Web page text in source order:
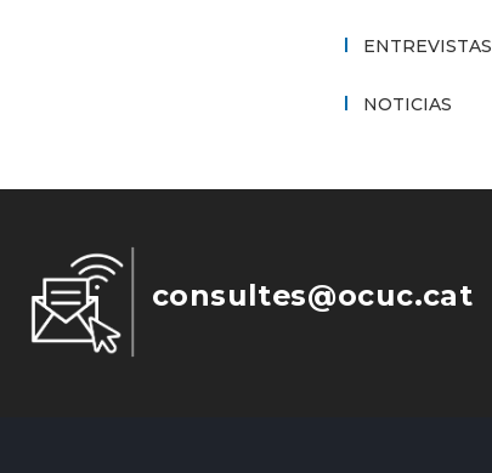
ENTREVISTAS
NOTICIAS
consultes@ocuc.cat